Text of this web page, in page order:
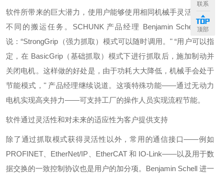
软件所带来的巨大潜力，使用户能够使用相同机械手灵活地完成
不同的搬运任务。SCHUNK 产品经理 Benjamin Schell 解释
说：“StrongGrip（强力抓取）模式可以随时调用。" “用户可以指
定，在 BasicGrip（基础抓取）模式下进行抓取后，施加制动并
关闭电机。这样做的好处是，由于功耗大大降低，机械手会处于
节能模式，" 产品经理继续说道。这项特殊功能——通过无动力
电机实现高夹持力——可支持工厂的操作人员实现流程节能。
软件通过灵活性和对未来的适应性为客户提供支持
除了通过抓取模式获得灵活性以外，常用的通信接口——例如
PROFINET、EtherNet/IP、EtherCAT 和 IO-Link——以及用于数
据交换的一致控制协议也是用户的加分项。Benjamin Schell 进一
联系
顶部